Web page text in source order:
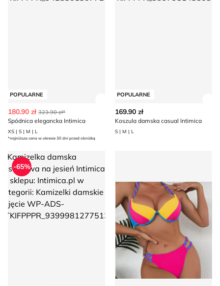
POPULARNE
180.90 zł 323.90 zł*
Spódnica elegancka Intimica
XS | S | M | L
*najniższa cena w okresie 30 dni przed obniżką
POPULARNE
169.90 zł
Koszula damska casual Intimica
S | M | L
damska casualowa na jesień Intimica
-65%